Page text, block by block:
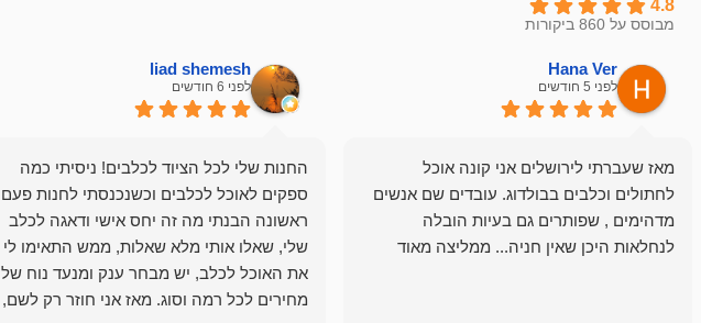
4.8
מבוסס על 860 ביקורות
Hana Ver
לפני 5 חודשים
מאז שעברתי לירושלים אני קונה אוכל
לחתולים וכלבים בבולדוג. עובדים שם אנשים
מדהימים , שפותרים גם בעיות הובלה
לנחלאות היכן שאין חניה... ממליצה מאוד
liad shemesh
לפני 6 חודשים
החנות שלי לכל הציוד לכלבים! ניסיתי כמה
ספקים לאוכל לכלבים וכשנכנסתי לחנות פעם
ראשונה הבנתי מה זה יחס אישי ודאגה לכלב
שלי, שאלו אותי מלא שאלות, ממש התאימו לי
את האוכל לכלב, יש מבחר ענק ומנעד נוח של
מחירים לכל רמה וסוג. מאז אני חוזר רק לשם,